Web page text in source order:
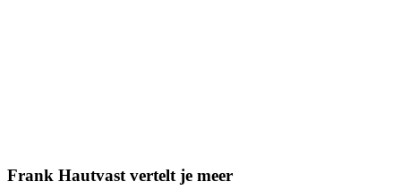
Frank Hautvast vertelt je meer